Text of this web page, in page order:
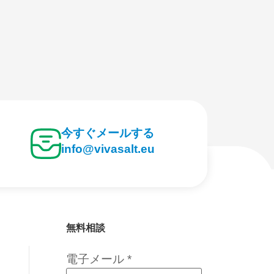
今すぐメールする
info@vivasalt.eu
無料相談
電子メール*